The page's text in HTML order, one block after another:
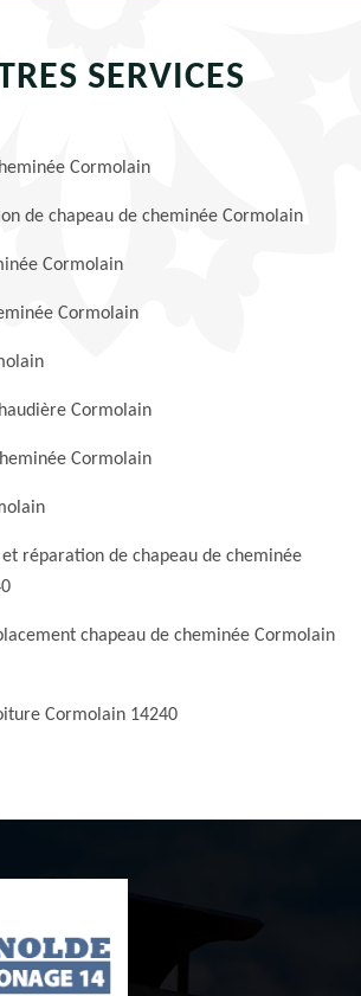
SERVICES
Cormolain
de chapeau de cheminée Cormolain
Cormolain
Cormolain
Cormolain
Cormolain
et réparation de chapeau de cheminée
chapeau de cheminée Cormolain
Cormolain 14240